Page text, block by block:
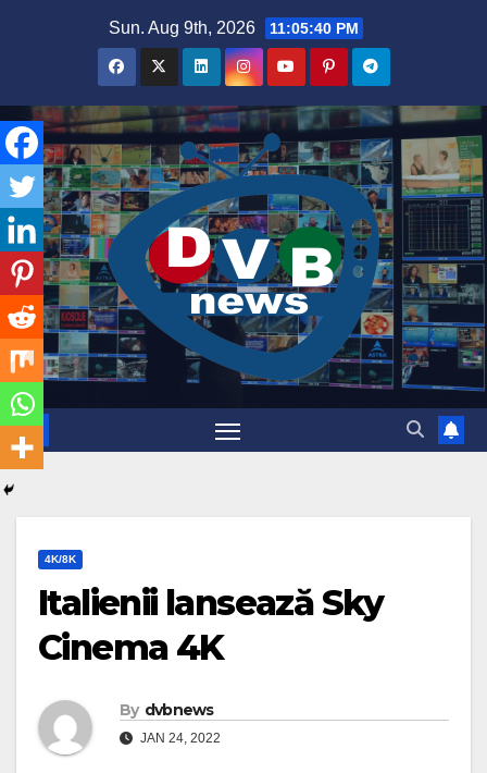
Sun. Aug 9th, 2026 11:05:41 PM
4K/8K
Italienii lansează Sky
Cinema 4K
By dvbnews
JAN 24, 2022